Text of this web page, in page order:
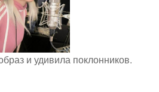
и удивила поклонников.